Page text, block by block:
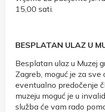
15,00 sati.
BESPLATAN ULAZ U
Besplatan ulaz u Muzej
Zagreb, moguć je za
eventualno predočenje
muzeju moguć je u
služba će vam rado